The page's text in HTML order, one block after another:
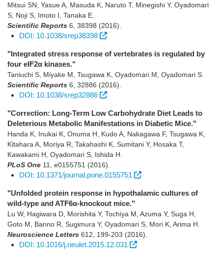
Mitsui SN, Yasue A, Masuda K, Naruto T, Minegishi Y, Oyadomari
S, Noji S, Imoto I, Tanaka E.
Scientific Reports 6 38398 (2016)
DOI: 10.1038/srep38398
"Integrated stress response of vertebrates is regulated by
four eIF2α kinases."
Taniuchi S, Miyake M, Tsugawa K, Oyadomari M, Oyadomari S.
Scientific Reports 6 32886 (2016)
DOI: 10.1038/srep32886
"Correction: Long-Term Low Carbohydrate Diet Leads to
Deleterious Metabolic Manifestations in Diabetic Mice."
Handa K, Inukai K, Onuma H, Kudo A, Nakagawa F, Tsugawa K,
Kitahara A, Moriya R, Takahashi K, Sumitani Y, Hosaka T,
Kawakami H, Oyadomari S, Ishida H.
PLoS One 11 e0155751 (2016)
DOI: 10.1371/journal.pone.0155751
"Unfolded protein response in hypothalamic cultures of
wild-type and ATF6α-knockout mice."
Lu W, Hagiwara D, Morishita Y, Tochiya M, Azuma Y, Suga H,
Goto M, Banno R, Sugimura Y, Oyadomari S, Mori K, Arima H.
Neuroscience Letters 612 199-203 (2016)
DOI: 10.1016/j.neulet.2015.12.031